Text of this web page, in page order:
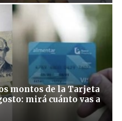
montos de la Tarjeta
mirá cuánto vas a